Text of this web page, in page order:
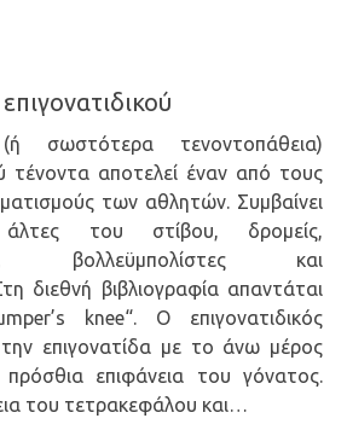
σωστότερα τενοντοπάθεια)
τένοντα αποτελεί έναν από τους
των αθλητών. Συμβαίνει
του στίβου, δρομείς,
βολλεϋμπολίστες και
διεθνή βιβλιογραφία απαντάται
knee“. Ο επιγονατιδικός
την επιγονατίδα με το άνω μέρος
επιφάνεια του γόνατος.
του τετρακεφάλου και…